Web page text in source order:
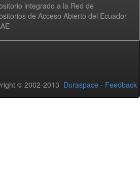
integrado a la Red de
de Acceso Abierto del Ecuador -
© 2002-2013 Duraspace - Feedback